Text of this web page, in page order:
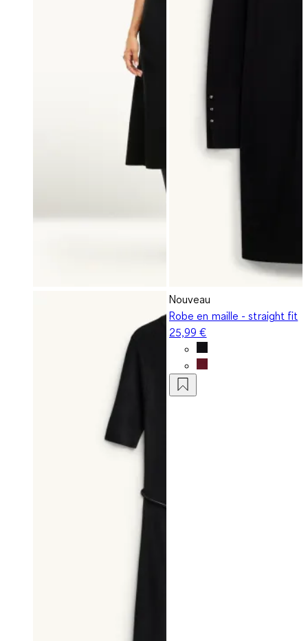
Nouveau
Robe en maille - straight fit
25,99 €